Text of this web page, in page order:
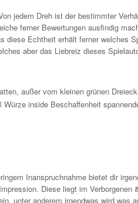
jedem Dreh ist der bestimmter
ferner Bewertungen ausfindig
diese Echtheit erhält ferner welches
aber das Liebreiz dieses
außer vom kleinen grünen
inside Beschaffenheit
Inanspruchnahme bietet dir
Diese liegt im Verborgenen
unter anderem irgendwas wird was